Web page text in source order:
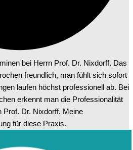
bei Herrn Prof. Dr. Nixdorff. Das
freundlich, man fühlt sich sofort
laufen höchst professionell ab. Bei
erkennt man die Professionalität
Prof. Dr. Nixdorff. Meine
für diese Praxis.